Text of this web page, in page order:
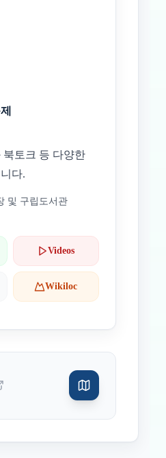
북토크 등 다양한
다.
및 구립도서관
Videos
Wikiloc